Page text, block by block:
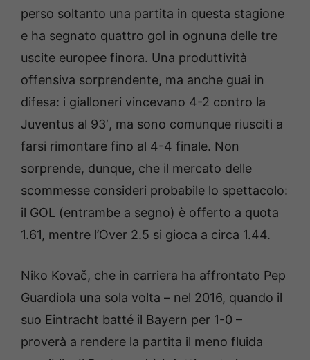
perso soltanto una partita in questa stagione
e ha segnato quattro gol in ognuna delle tre
uscite europee finora. Una produttività
offensiva sorprendente, ma anche guai in
difesa: i gialloneri vincevano 4-2 contro la
Juventus al 93′, ma sono comunque riusciti a
farsi rimontare fino al 4-4 finale. Non
sorprende, dunque, che il mercato delle
scommesse consideri probabile lo spettacolo:
il GOL (entrambe a segno) è offerto a quota
1.61, mentre l’Over 2.5 si gioca a circa 1.44.
Niko Kovač, che in carriera ha affrontato Pep
Guardiola una sola volta – nel 2016, quando il
suo Eintracht batté il Bayern per 1-0 –
proverà a rendere la partita il meno fluida